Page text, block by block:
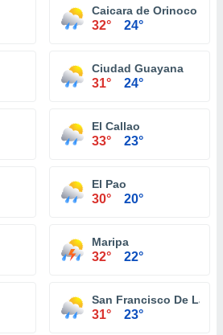
Caicara de Orinoco
32° 24°
Ciudad Guayana
31° 24°
El Callao
33° 23°
El Pao
30° 20°
Maripa
32° 22°
San Francisco De La
31° 23°